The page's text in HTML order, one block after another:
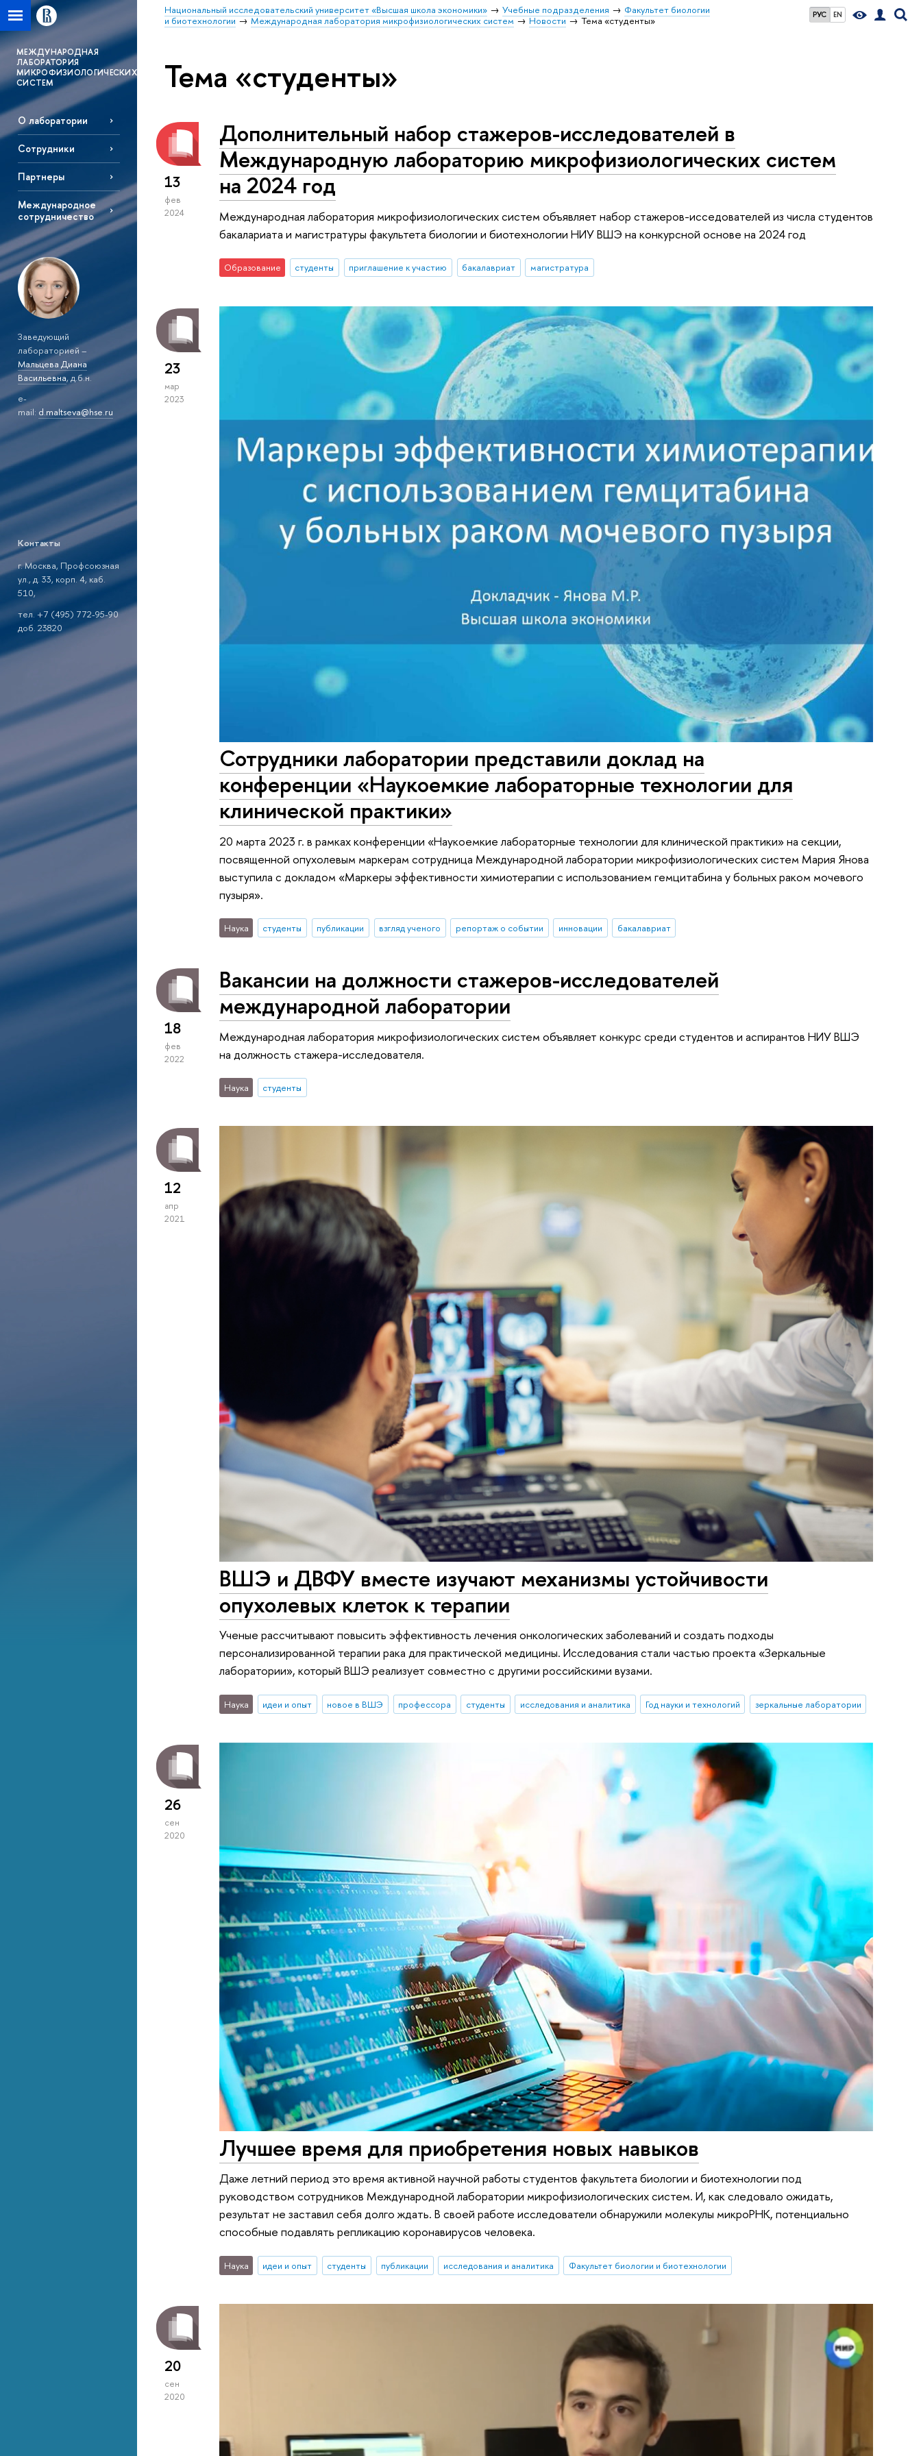
РУС EN
Национальный исследовательский университет «Высшая школа экономики» Учебные подразделения
Факультет биологии
и биотехнологии
Международная лаборатория микрофизиологических систем Новости Тема «студенты»
MЕЖДУНАРОДНАЯ
ЛАБОРАТОРИЯ
МИКРОФИЗИОЛОГИЧЕСКИХ
СИСТЕМ
О лаборатории
Сотрудники
Партнеры
Международное
сотрудничество
Заведующий
лабораторией –
Мальцева Диана
Васильевна, д.б.н.
e-
mail: d.maltseva@hse.ru
Контакты
г. Москва, Профсоюзная
ул., д. 33, корп. 4, каб.
510,
тел. +7 (495) 772-95-90
доб. 23820
Тема «студенты»
13
фев
2024
Дополнительный набор стажеров-исследователей в
Международную лабораторию микрофизиологических систем
на 2024 год
Международная лаборатория микрофизиологических систем объявляет набор стажеров-исседователей из числа студентов
бакалариата и магистратуры факультета биологии и биотехнологии НИУ ВШЭ на конкурсной основе на 2024 год
Образование студенты приглашение к участию бакалавриат магистратура
23
мар
2023
Сотрудники лаборатории представили доклад на
конференции «Наукоемкие лабораторные технологии для
клинической практики»
20 марта 2023 г. в рамках конференции «Наукоемкие лабораторные технологии для клинической практики» на секции,
посвященной опухолевым маркерам сотрудница Международной лаборатории микрофизиологических систем Мария Янова
выступила с докладом «Маркеры эффективности химиотерапии с использованием гемцитабина у больных раком мочевого
пузыря».
Наука студенты публикации взгляд ученого репортаж о событии инновации бакалавриат
18
фев
2022
Вакансии на должности стажеров-исследователей
международной лаборатории
Международная лаборатория микрофизиологических систем объявляет конкурс среди студентов и аспирантов НИУ ВШЭ
на должность стажера-исследователя.
Наука студенты
12
апр
2021
ВШЭ и ДВФУ вместе изучают механизмы устойчивости
опухолевых клеток к терапии
Ученые рассчитывают повысить эффективность лечения онкологических заболеваний и создать подходы
персонализированной терапии рака для практической медицины. Исследования стали частью проекта «Зеркальные
лаборатории», который ВШЭ реализует совместно с другими российскими вузами.
Наука идеи и опыт новое в ВШЭ профессора студенты исследования и аналитика Год науки и технологий зеркальные лаборатории
26
сен
2020
Лучшее время для приобретения новых навыков
Даже летний период это время активной научной работы студентов факультета биологии и биотехнологии под
руководством сотрудников Международной лаборатории микрофизиологических систем. И, как следовало ожидать,
результат не заставил себя долго ждать. В своей работе исследователи обнаружили молекулы микроРНК, потенциально
способные подавлять репликацию коронавирусов человека.
Наука идеи и опыт студенты публикации исследования и аналитика Факультет биологии и биотехнологии
20
сен
2020